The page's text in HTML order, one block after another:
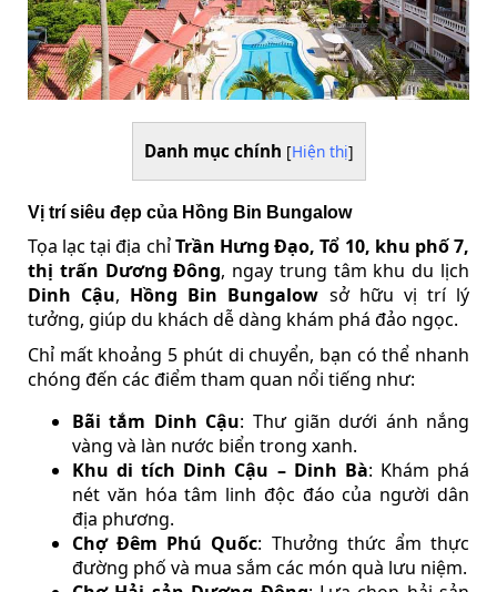
Danh mục chính [Hiện thị]
Vị trí siêu đẹp của Hồng Bin Bungalow
Tọa lạc tại địa chỉTrần Hưng Đạo, Tổ 10, khu phố 7,
thị trấn Dương Đông, ngay trung tâm khu du lịch
Dinh Cậu, Hồng Bin Bungalow sở hữu vị trí lý
tưởng, giúp du khách dễ dàng khám phá đảo ngọc.
Chỉ mất khoảng 5 phút di chuyển, bạn có thể nhanh
chóng đến các điểm tham quan nổi tiếng như:
Bãi tắm Dinh Cậu: Thư giãn dưới ánh nắng
vàng và làn nước biển trong xanh.
Khu di tích Dinh Cậu – Dinh Bà: Khám phá
nét văn hóa tâm linh độc đáo của người dân
địa phương.
Chợ Đêm Phú Quốc: Thưởng thức ẩm thực
đường phố và mua sắm các món quà lưu niệm.